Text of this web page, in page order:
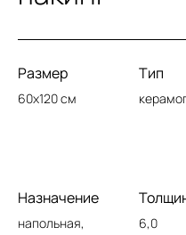
Размер
60x120 см
Тип
Назначение
напольная,
6,0